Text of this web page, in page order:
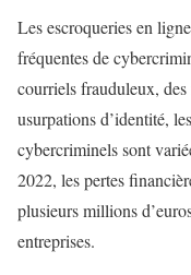
Les escroqueries en
fréquentes de
courriels frauduleux,
usurpations d’identité,
cybercriminels sont
2022, les pertes
plusieurs millions
entreprises.